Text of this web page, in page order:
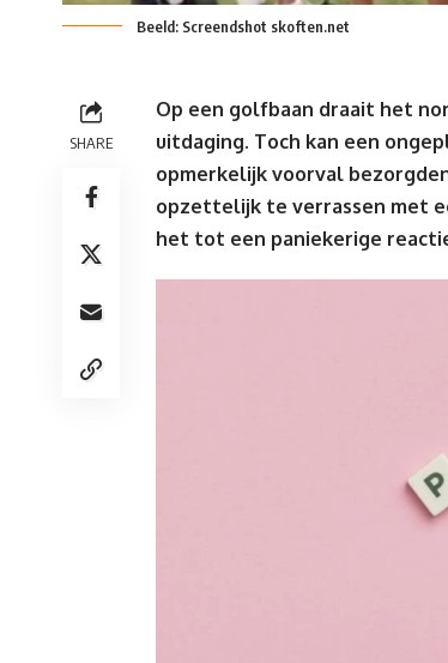
Beeld: Screendshot skoften.net
SHARE
Op een golfbaan draait het
uitdaging. Toch kan een
opmerkelijk voorval
opzettelijk te verrassen met
het tot een paniekerige